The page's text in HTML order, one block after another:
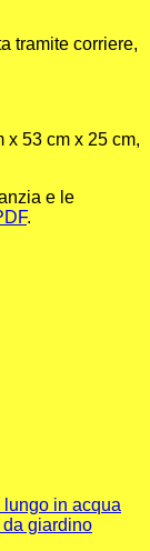
tramite corriere,
x 53 cm x 25 cm,
e le
.